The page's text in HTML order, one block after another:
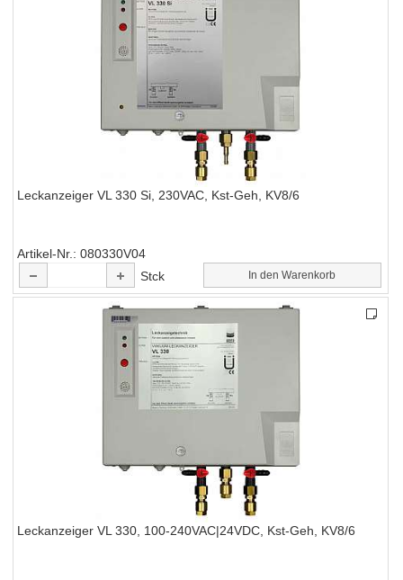
Leckanzeiger VL 330 Si, 230VAC, Kst-Geh, KV8/6
Artikel-Nr. 080330V04
Stck
In den Warenkorb
Leckanzeiger VL 330, 100-240VAC|24VDC, Kst-Geh, KV8/6